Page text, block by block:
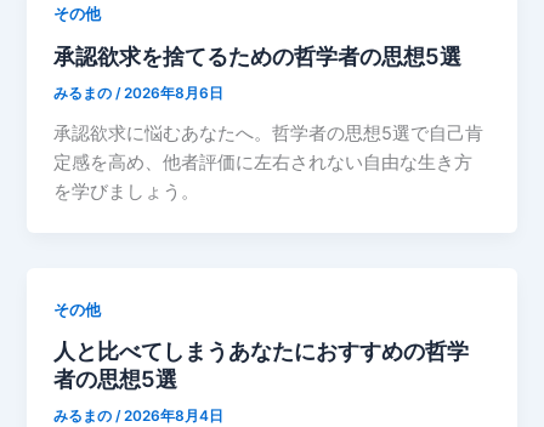
その他
承認欲求を捨てるための哲学者の思想5選
みるまの/2026年8月6日
承認欲求に悩むあなたへ。哲学者の思想5選で自己肯
定感を高め、他者評価に左右されない自由な生き方
を学びましょう。
その他
人と比べてしまうあなたにおすすめの哲学
者の思想5選
みるまの/2026年8月4日